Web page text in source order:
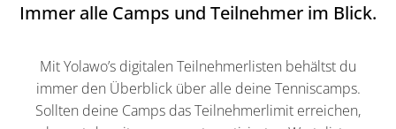
Immer alle Camps und Teilnehmer im Blick.
Mit Yolawo’s digitalen Teilnehmerlisten behältst du
immer den Überblick über alle deine Tenniscamps.
Sollten deine Camps das Teilnehmerlimit erreichen,